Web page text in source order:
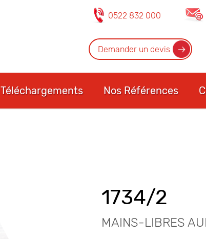
0522 832 000
Demander un devis
Téléchargements Nos Références
1734/2
MAINS-LIBRES